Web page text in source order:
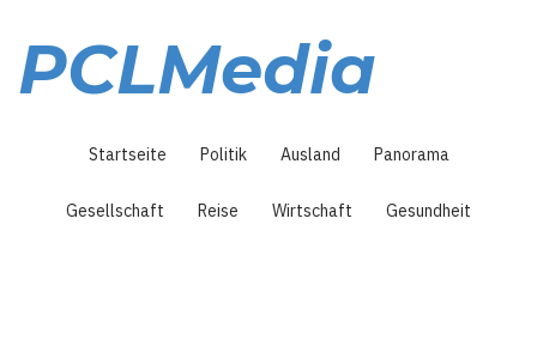
Inhalt
PCLMedia
Startseite Politik Ausland Panorama
Gesellschaft Reise Wirtschaft Gesundheit